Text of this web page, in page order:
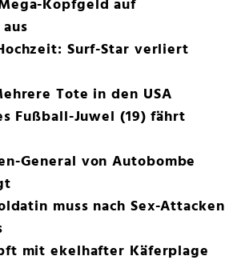
Kopfgeld auf
Surf-Star verliert
Tote in den USA
Fußball-Juwel (19) fährt
General von Autobombe
muss nach Sex-Attacken
mit ekelhafter Käferplage